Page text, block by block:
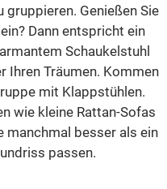
gruppieren. Genießen Sie
Dann entspricht ein
Schaukelstuhl
Ihren Träumen. Kommen
mit Klappstühlen.
wie kleine Rattan-Sofas
manchmal besser als ein
passen.